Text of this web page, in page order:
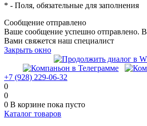
* - Поля, обязательные для заполнения
Сообщение отправлено
Ваше сообщение успешно отправлено.
Вами свяжется наш специалист
Закрыть окно
+7 (928) 229-06-32
0
0
0 В корзине пока пусто
Каталог товаров